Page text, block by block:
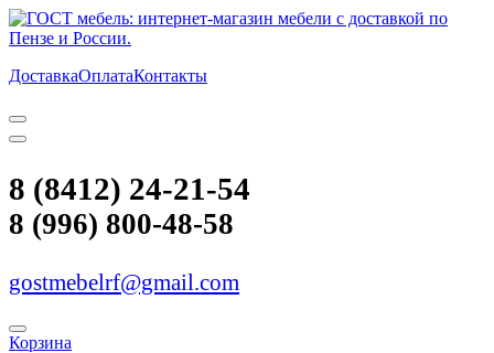
ДоставкаОплатаКонтакты
8 (8412) 24-21-54
8 (996) 800-48-58
gostmebelrf@gmail.com
Корзина